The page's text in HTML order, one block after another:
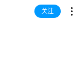
关注